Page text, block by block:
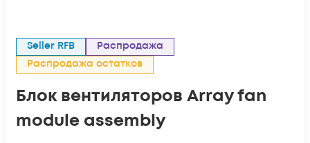
Seller RFB
Распродажа
Распродажа остатков
Блок вентиляторов Array fan
module assembly